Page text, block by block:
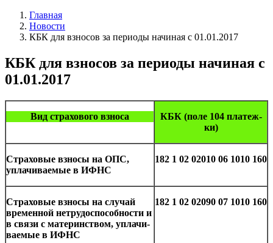
Главная
Новости
КБК для взносов за периоды начиная с 01.01.2017
КБК для взносов за периоды начиная с
01.01.2017
Вид стра­хо­во­го взно­са
КБК (поле 104 пла­теж­
ки)
Стра­хо­вые взно­сы на ОПС,
упла­чи­ва­е­мые в ИФНС
182 1 02 02010 06 1010 160
Стра­хо­вые взно­сы на слу­чай
вре­мен­ной нетру­до­спо­соб­но­сти и
в связи с ма­те­рин­ством, упла­чи­
ва­е­мые в ИФНС
182 1 02 02090 07 1010 160